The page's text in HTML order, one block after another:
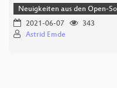
Neuigkeiten aus den Open-
2021-06-07
343
Astrid Emde